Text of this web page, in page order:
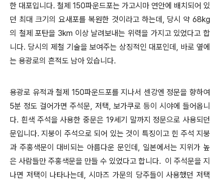
한 대포입니다. 철제 150파운드포는 가고시마 연안에 배치되어 있
던 최대 크기의 요새포를 복원한 것이라고 하는데, 당시 약 68kg
의 철제 포탄을 3km 이상 날려보내는 위력을 가지고 있었다고 합
니다. 당시의 제철 기술을 보여주는 상징적인 대포인데, 바로 옆에
는 용광로의 흔적도 남아 있습니다.
용광로 유적과 철제 150파운드포를 지나서 센강엔 정문을 향하여
5분 정도 걸어가면 주석문, 저택, 보가쿠로 등이 시야에 들어옵니
다. 흰색 주석을 사용한 중문은 19세기 말까지 정문으로 사용되던
문입니다. 지붕이 주석으로 되어 있는 것이 특징이고 힌 주석 지붕
과 주홍색문이 대비되는 아름다운 문인데, 일본에서는 지위가 높
은 사람들만 주홍색문을 만들 수 있었다고 합니다. 이 주석문을 지
나면 저택이 나타나는데, 시마즈 가문의 당주들이 사용했던 저택